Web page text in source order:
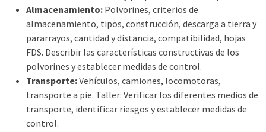
Almacenamiento: Polvorines, criterios de
almacenamiento, tipos, construcción, descarga a tierra y
pararrayos, cantidad y distancia, compatibilidad, hojas
FDS. Describir las características constructivas de los
polvorines y establecer medidas de control.
Transporte:Vehículos, camiones, locomotoras,
transporte a pie. Taller: Verificar los diferentes medios de
transporte, identificar riesgos y establecer medidas de
control.